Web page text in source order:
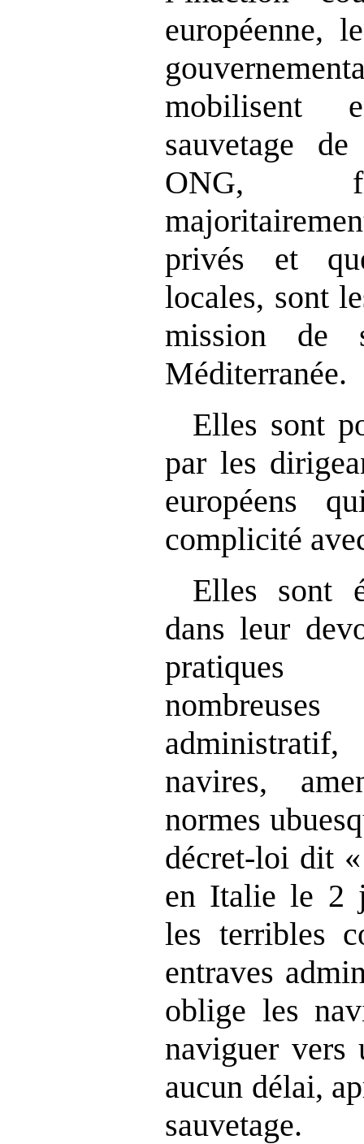
européenne,
mobilisent
sauvetage
ONG,
privés et
locales, sont
mission de
Méditerranée.
Elles sont
par les
européens
complicité
Elles sont
dans leur
pratiques
navires,
normes
décret‑loi dit
en Italie le 2
les terribles
entraves
oblige les
naviguer vers
aucun délai,
sauvetage.